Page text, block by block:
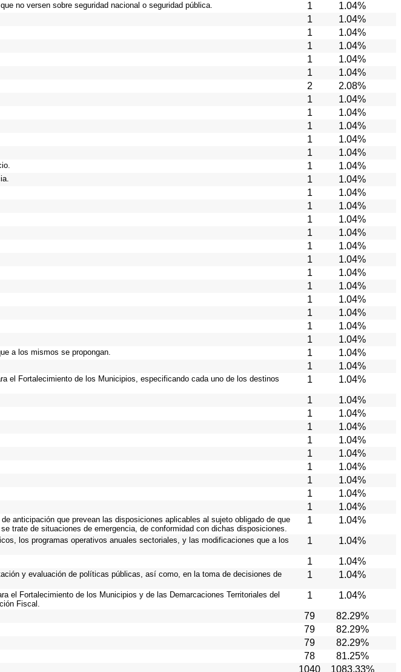
no versen sobre seguridad nacional o seguridad pública. 1 1.04%
1 1.04%
1 1.04%
1 1.04%
1 1.04%
1 1.04%
2 2.08%
1 1.04%
1 1.04%
1 1.04%
1 1.04%
1 1.04%
1 1.04%
1 1.04%
1 1.04%
1 1.04%
1 1.04%
1 1.04%
1 1.04%
1 1.04%
1 1.04%
1 1.04%
1 1.04%
1 1.04%
1 1.04%
1 1.04%
a los mismos se propongan. 1 1.04%
1 1.04%
el Fortalecimiento de los Municipios, especificando cada uno de los destinos
1 1.04%
1 1.04%
1 1.04%
1 1.04%
1 1.04%
1 1.04%
1 1.04%
1 1.04%
1 1.04%
1 1.04%
anticipación que prevean las disposiciones aplicables al sujeto obligado de que
trate de situaciones de emergencia, de conformidad con dichas disposiciones.
1 1.04%
los programas operativos anuales sectoriales, y las modificaciones que a los
1 1.04%
1 1.04%
y evaluación de políticas públicas, así como, en la toma de decisiones de
1 1.04%
el Fortalecimiento de los Municipios y de las Demarcaciones Territoriales del
Fiscal.
1 1.04%
79 82.29%
79 82.29%
79 82.29%
78
81.25%
1040
1083.33%